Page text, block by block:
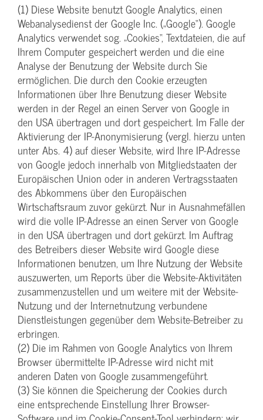
(1) Diese Website benutzt Google Analytics, einen
Webanalysedienst der Google Inc. („Google“). Google
Analytics verwendet sog. „Cookies“, Textdateien, die auf
Ihrem Computer gespeichert werden und die eine
Analyse der Benutzung der Website durch Sie
ermöglichen. Die durch den Cookie erzeugten
Informationen über Ihre Benutzung dieser Website
werden in der Regel an einen Server von Google in
den USA übertragen und dort gespeichert. Im Falle der
Aktivierung der IP-Anonymisierung (vergl. hierzu unten
unter Abs. 4) auf dieser Website, wird Ihre IP-Adresse
von Google jedoch innerhalb von Mitgliedstaaten der
Europäischen Union oder in anderen Vertragsstaaten
des Abkommens über den Europäischen
Wirtschaftsraum zuvor gekürzt. Nur in Ausnahmefällen
wird die volle IP-Adresse an einen Server von Google
in den USA übertragen und dort gekürzt. Im Auftrag
des Betreibers dieser Website wird Google diese
Informationen benutzen, um Ihre Nutzung der Website
auszuwerten, um Reports über die Website-Aktivitäten
zusammenzustellen und um weitere mit der Website-
Nutzung und der Internetnutzung verbundene
Dienstleistungen gegenüber dem Website-Betreiber zu
erbringen.
(2) Die im Rahmen von Google Analytics von Ihrem
Browser übermittelte IP-Adresse wird nicht mit
anderen Daten von Google zusammengeführt.
(3) Sie können die Speicherung der Cookies durch
eine entsprechende Einstellung Ihrer Browser-